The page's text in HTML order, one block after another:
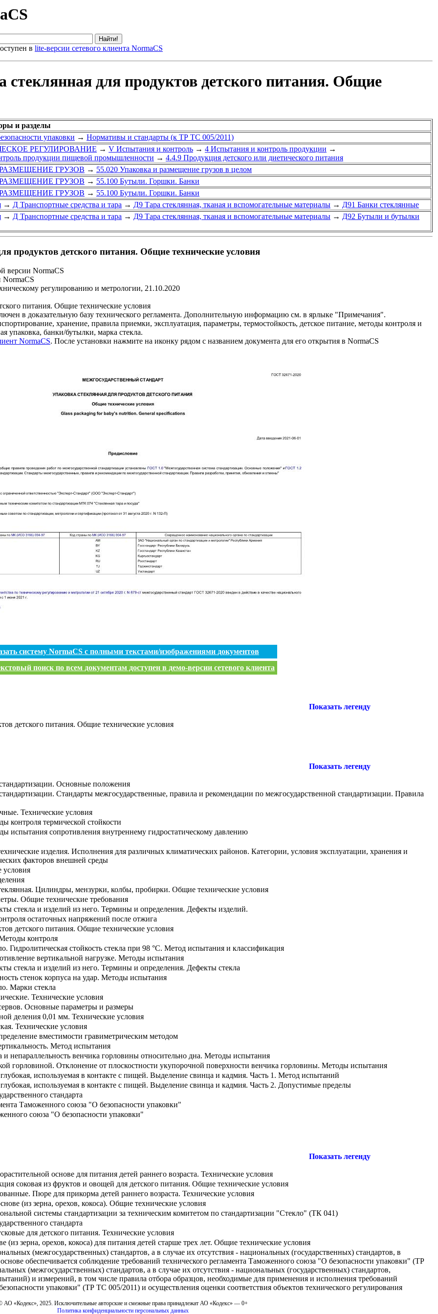
в lite-версии сетевого клиента NormaCS
для продуктов детского питания. Общие
и разделы
упаковки → Нормативы и стандарты (к ТР ТС 005/2011)
РЕГУЛИРОВАНИЕ → V Испытания и контроль → 4 Испытания и контроль продукции →
продукции пищевой промышленности → 4.4.9 Продукция детского или диетического питания
ГРУЗОВ → 55.020 Упаковка и размещение грузов в целом
ГРУЗОВ → 55.100 Бутыли. Горшки. Банки
ГРУЗОВ → 55.100 Бутыли. Горшки. Банки
→ Д Транспортные средства и тара → Д9 Тара стеклянная, тканая и вспомогательные материалы → Д91 Банки стеклянные
→ Д Транспортные средства и тара → Д9 Тара стеклянная, тканая и вспомогательные материалы → Д92 Бутыли и бутылки
продуктов детского питания. Общие технические условия
версии NormaCS
NormaCS
регулированию и метрологии, 21.10.2020
питания. Общие технические условия
доказательную базу технического регламента. Дополнительную информацию см. в ярлыке "Примечания".
хранение, правила приемки, эксплуатация, параметры, термостойкость, детское питание, методы контроля и
упаковка, банки/бутылки, марка стекла.
NormaCS. После установки нажмите на иконку рядом с названием документа для его открытия в NormaCS
систему NormaCS с полными текстами/изображениями документов
поиск по всем документам доступен в демо-версии сетевого клиента
Показать легенду
детского питания. Общие технические условия
Показать легенду
Основные положения
Стандарты межгосударственные, правила и рекомендации по межгосударственной стандартизации. Правила
Технические условия
контроля термической стойкости
испытания сопротивления внутреннему гидростатическому давлению
изделия. Исполнения для различных климатических районов. Категории, условия эксплуатации, хранения и
факторов внешней среды
Цилиндры, мензурки, колбы, пробирки. Общие технические условия
Общие технические требования
стекла и изделий из него. Термины и определения. Дефекты изделий.
остаточных напряжений после отжига
детского питания. Общие технические условия
контроля
Гидролитическая стойкость стекла при 98 °С. Метод испытания и классификация
вертикальной нагрузке. Методы испытания
стекла и изделий из него. Термины и определения. Дефекты стекла
стенок корпуса на удар. Методы испытания
Марки стекла
Технические условия
Основные параметры и размеры
деления 0,01 мм. Технические условия
Технические условия
вместимости гравиметрическим методом
Метод испытания
и непараллельность венчика горловины относительно дна. Методы испытания
горловиной. Отклонение от плоскостности укупорочной поверхности венчика горловины. Методы испытания
используемая в контакте с пищей. Выделение свинца и кадмия. Часть 1. Метод испытаний
используемая в контакте с пищей. Выделение свинца и кадмия. Часть 2. Допустимые пределы
стандарта
Таможенного союза "О безопасности упаковки"
союза "О безопасности упаковки"
Показать легенду
основе для питания детей раннего возраста. Технические условия
соковая из фруктов и овощей для детского питания. Общие технические условия
Пюре для прикорма детей раннего возраста. Технические условия
(из зерна, орехов, кокоса). Общие технические условия
системы стандартизации за техническим комитетом по стандартизации "Стекло" (ТК 041)
стандарта
для детского питания. Технические условия
(из зерна, орехов, кокоса) для питания детей старше трех лет. Общие технические условия
(межгосударственных) стандартов, а в случае их отсутствия - национальных (государственных) стандартов, в
обеспечивается соблюдение требований технического регламента Таможенного союза "О безопасности упаковки" (ТР
(межгосударственных) стандартов, а в случае их отсутствия - национальных (государственных) стандартов,
и измерений, в том числе правила отбора образцов, необходимые для применения и исполнения требований
упаковки" (ТР ТС 005/2011) и осуществления оценки соответствия объектов технического регулирования
АО «Кодекс», 2025. Исключительные авторские и смежные права принадлежат АО «Кодекс» — 0+
Политика конфиденциальности персональных данных